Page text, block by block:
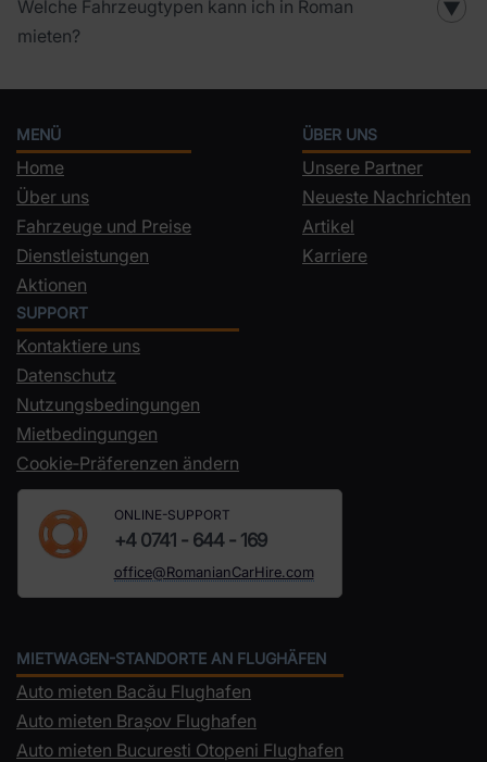
Welche Fahrzeugtypen kann ich in Roman
mieten?
▼
MENÜ
Home
Über uns
Fahrzeuge und Preise
Dienstleistungen
Aktionen
ÜBER UNS
Unsere Partner
Neueste Nachrichten
Artikel
Karriere
SUPPORT
Kontaktiere uns
Datenschutz
Nutzungsbedingungen
Mietbedingungen
Cookie‑Präferenzen ändern
ONLINE-SUPPORT
+4 0741 - 644 - 169
office@RomanianCarHire.com
MIETWAGEN-STANDORTE AN FLUGHÄFEN
Auto mieten Bacău Flughafen
Auto mieten Brașov Flughafen
Auto mieten Bucuresti Otopeni Flughafen